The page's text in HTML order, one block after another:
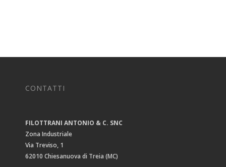
CONTATTI
FILOTTRANI ANTONIO & C. SNC
Zona Industriale
Via Treviso, 1
62010 Chiesanuova di Treia (MC)